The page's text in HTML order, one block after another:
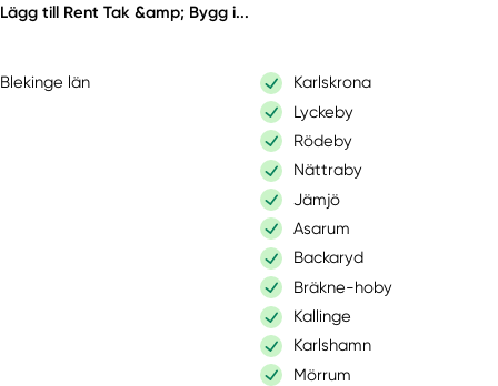
Lägg till Rent Tak &amp; Bygg i...
Blekinge län
Karlskrona
Lyckeby
Rödeby
Nättraby
Jämjö
Asarum
Backaryd
Bräkne-hoby
Kallinge
Karlshamn
Mörrum